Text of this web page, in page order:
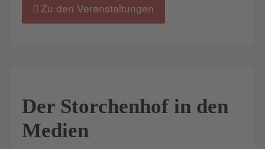
Zu den Veranstaltungen
Der Storchenhof in den
Medien